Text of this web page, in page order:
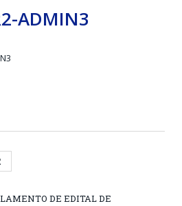
ADMIN3
DE EDITAL DE